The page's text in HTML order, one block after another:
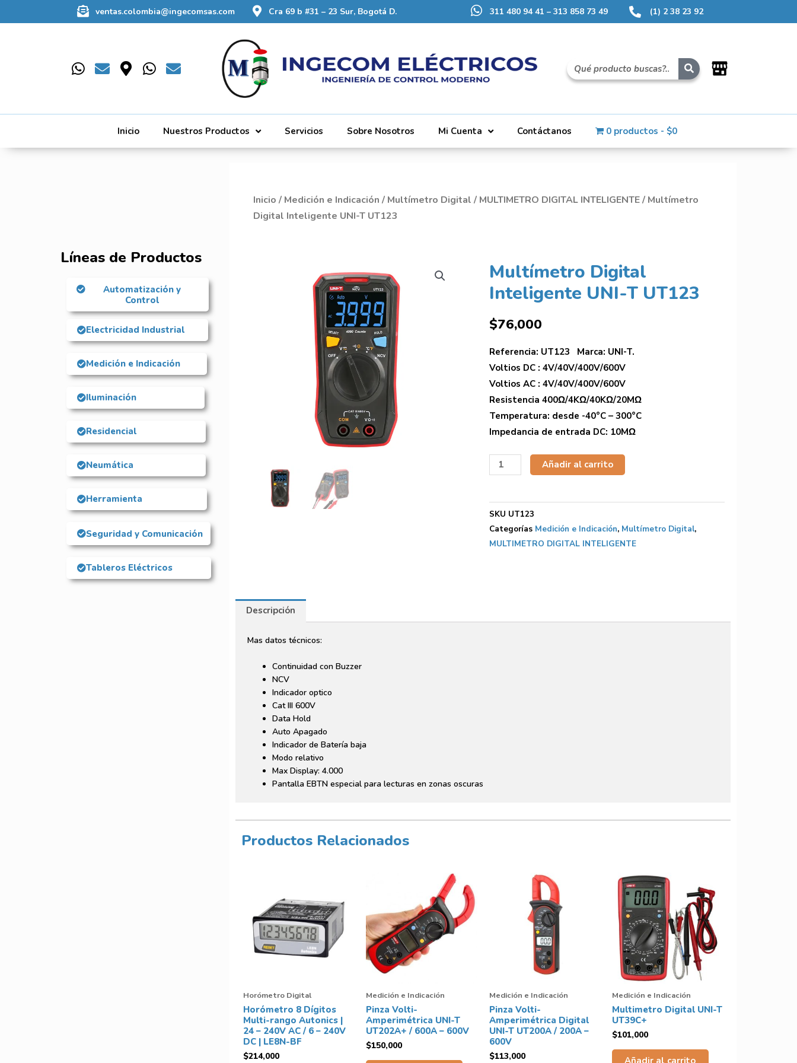
ventas.colombia@ingecomsas.com Cra 69 b #31 – 23 Sur, Bogotá D. 311 480 94 41 – 313 858 73 49 (1) 2 38 23 92
Inicio Nuestros Productos Servicios Sobre Nosotros Mi Cuenta Contáctanos 0 productos $0
Inicio / Medición e Indicación / Multímetro Digital / MULTIMETRO DIGITAL INTELIGENTE/ Multímetro
Digital Inteligente UNI-T UT123
Líneas de Productos
Automatización y
Control
Electricidad Industrial
Medición e Indicación
Iluminación
Residencial
Neumática
Herramienta
Seguridad y Comunicación
Tableros Eléctricos
Multímetro Digital
Inteligente UNI-T UT123
$76,000
Referencia: UT123 Marca: UNI-T.
Voltios DC : 4V/40V/400V/600V
Voltios AC : 4V/40V/400V/600V
Resistencia 400Ω/4KΩ/40KΩ/20MΩ
Temperatura: desde -40°C – 300°C
Impedancia de entrada DC: 10MΩ
Añadir al carrito
SKU UT123
Categorías Medición e Indicación, Multímetro Digital,
MULTIMETRO DIGITAL INTELIGENTE
Descripción
Mas datos técnicos:
Continuidad con Buzzer
NCV
Indicador optico
Cat III 600V
Data Hold
Auto Apagado
Indicador de Batería baja
Modo relativo
Max Display: 4.000
Pantalla EBTN especial para lecturas en zonas oscuras
Productos Relacionados
Horómetro Digital
Horómetro 8 Dígitos
Multi-rango Autonics |
24 – 240V AC / 6 – 240V
DC | LE8N-BF
$214,000
Medición e Indicación
Pinza Volti-
Amperimétrica UNI-T
UT202A+ / 600A – 600V
$150,000
Medición e Indicación
Pinza Volti-
Amperimétrica Digital
UNI-T UT200A / 200A –
600V
$113,000
Medición e Indicación
Multimetro Digital UNI-T
UT39C+
$101,000
Añadir al carrito